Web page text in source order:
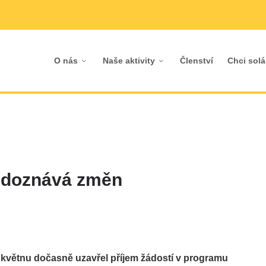
O nás Naše aktivity Členství Chci
změn
dočasně uzavřel příjem žádostí v programu